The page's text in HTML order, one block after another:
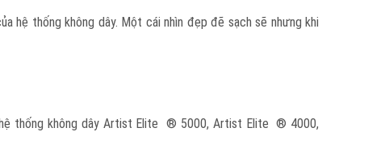
hệ thống không dây. Một cái nhìn đẹp đẽ sạch sẽ nhưng khi
hệ thống không dây Artist Elite ® 5000, Artist Elite ® 4000,